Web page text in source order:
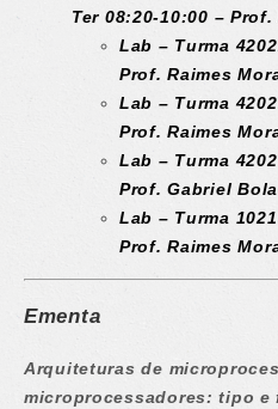
Ter 08:20-10:00 –
Lab – Turma
Prof. Raimes
Lab – Turma
Prof. Raimes
Lab – Turma
Prof. Gabriel
Lab – Turma
Prof. Raimes
Ementa
Arquiteturas de
microprocessadores: tipo e